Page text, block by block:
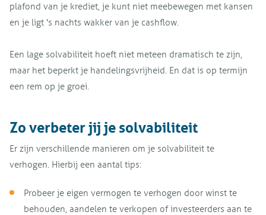
plafond van je krediet, je kunt niet meebewegen met kansen
en je ligt 's nachts wakker van je cashflow.
Een lage solvabiliteit hoeft niet meteen dramatisch te zijn,
maar het beperkt je handelingsvrijheid. En dat is op termijn
een rem op je groei.
Zo verbeter jij je solvabiliteit
Er zijn verschillende manieren om je solvabiliteit te
verhogen. Hierbij een aantal tips:
Probeer je eigen vermogen te verhogen door winst te
behouden, aandelen te verkopen of investeerders aan te